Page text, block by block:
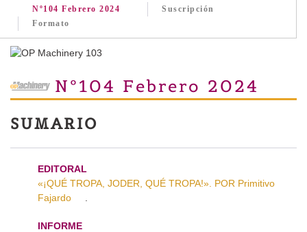
Nº104 Febrero 2024
Suscripción
Formato
Nº104 Febrero 2024
SUMARIO
EDITORAL
«¡QUÉ TROPA, JODER, QUÉ TROPA!». POR Primitivo
Fajardo
INFORME